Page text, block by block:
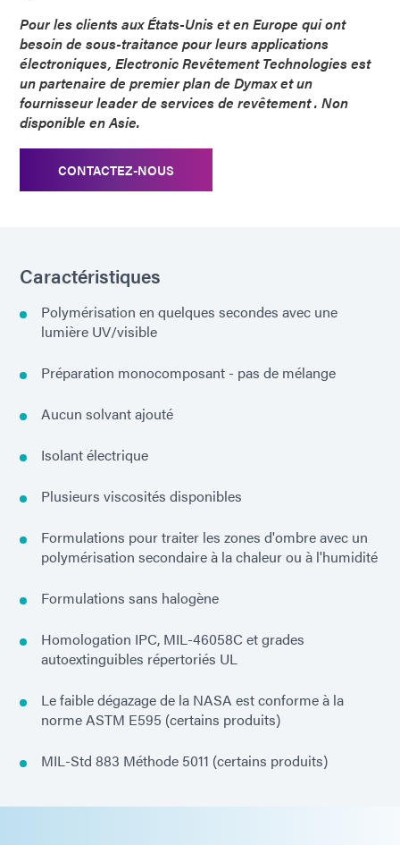
Pour les clients aux États-Unis et en Europe qui ont
besoin de sous-traitance pour leurs applications
électroniques, Electronic Revêtement Technologies est
un partenaire de premier plan de Dymax et un
fournisseur leader de services de revêtement . Non
disponible en Asie.
CONTACTEZ-NOUS
Caractéristiques
Polymérisation en quelques secondes avec une
lumière UV/visible
Préparation monocomposant - pas de mélange
Aucun solvant ajouté
Isolant électrique
Plusieurs viscosités disponibles
Formulations pour traiter les zones d'ombre avec un
polymérisation secondaire à la chaleur ou à l'humidité
Formulations sans halogène
Homologation IPC, MIL-46058C et grades
autoextinguibles répertoriés UL
Le faible dégazage de la NASA est conforme à la
norme ASTM E595 (certains produits)
MIL-Std 883 Méthode 5011 (certains produits)